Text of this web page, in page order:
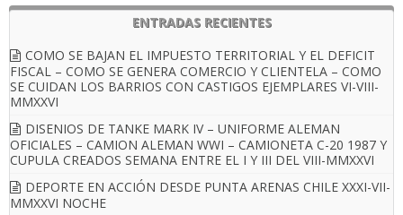
ENTRADAS RECIENTES
COMO SE BAJAN EL IMPUESTO TERRITORIAL Y EL DEFICIT
FISCAL – COMO SE GENERA COMERCIO Y CLIENTELA – COMO
SE CUIDAN LOS BARRIOS CON CASTIGOS EJEMPLARES VI-VIII-
MMXXVI
DISENIOS DE TANKE MARK IV – UNIFORME ALEMAN
OFICIALES – CAMION ALEMAN WWI – CAMIONETA C-20 1987 Y
CUPULA CREADOS SEMANA ENTRE EL I Y III DEL VIII-MMXXVI
DEPORTE EN ACCIÓN DESDE PUNTA ARENAS CHILE XXXI-VII-
MMXXVI NOCHE